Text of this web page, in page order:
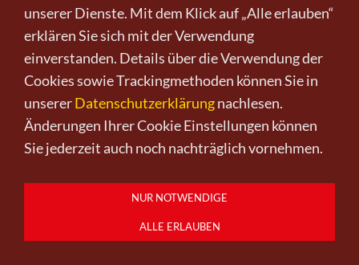
BeiItamar Yehielist das erste Blatt des Baumes
gefallen. Das erste Blatt eines Astes…
Wie eine Metapher für einen Wendepunkt des
Lebens. - Ist noch etwas hinzuzufügen? Sind die
gesteckten Ziele erreicht? Ist die Zeit
überschritten? Das erste Blatt loslassen. Zur Ruhe
kommen. Durchatmen. Stille zulassen. Den Geist
freilassen. Ohne Hass, ohne böse Gedanken, ohne
negative Schwingungen… auf dass ein neuer
Zyklus beginnen kann. - Einem neuen Frühling
unserer Dienste. Mit dem Klick auf „Alle erlauben“
erklären Sie sich mit der Verwendung
einverstanden. Details über die Verwendung der
Cookies sowie Trackingmethoden können Sie in
unsererDatenschutzerklärungnachlesen.
Änderungen Ihrer Cookie Einstellungen können
Sie jederzeit auch noch nachträglich vornehmen.
NUR NOTWENDIGE
ALLE ERLAUBEN